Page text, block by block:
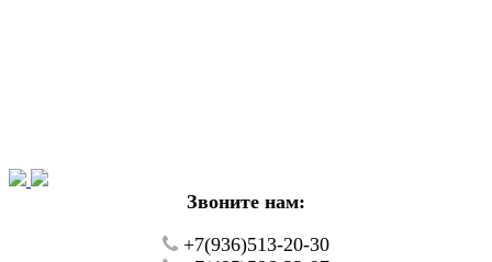
Звоните нам:
+7(936)513-20-30